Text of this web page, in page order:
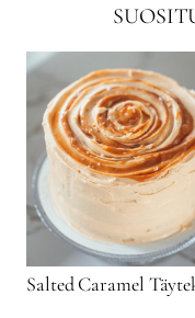
Salted Caramel